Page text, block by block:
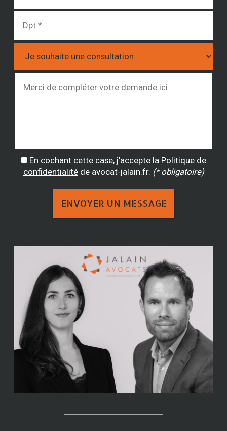
En cochant cette case, j’accepte la Politique de
confidentialitéde avocat-jalain.fr. (* obligatoire)